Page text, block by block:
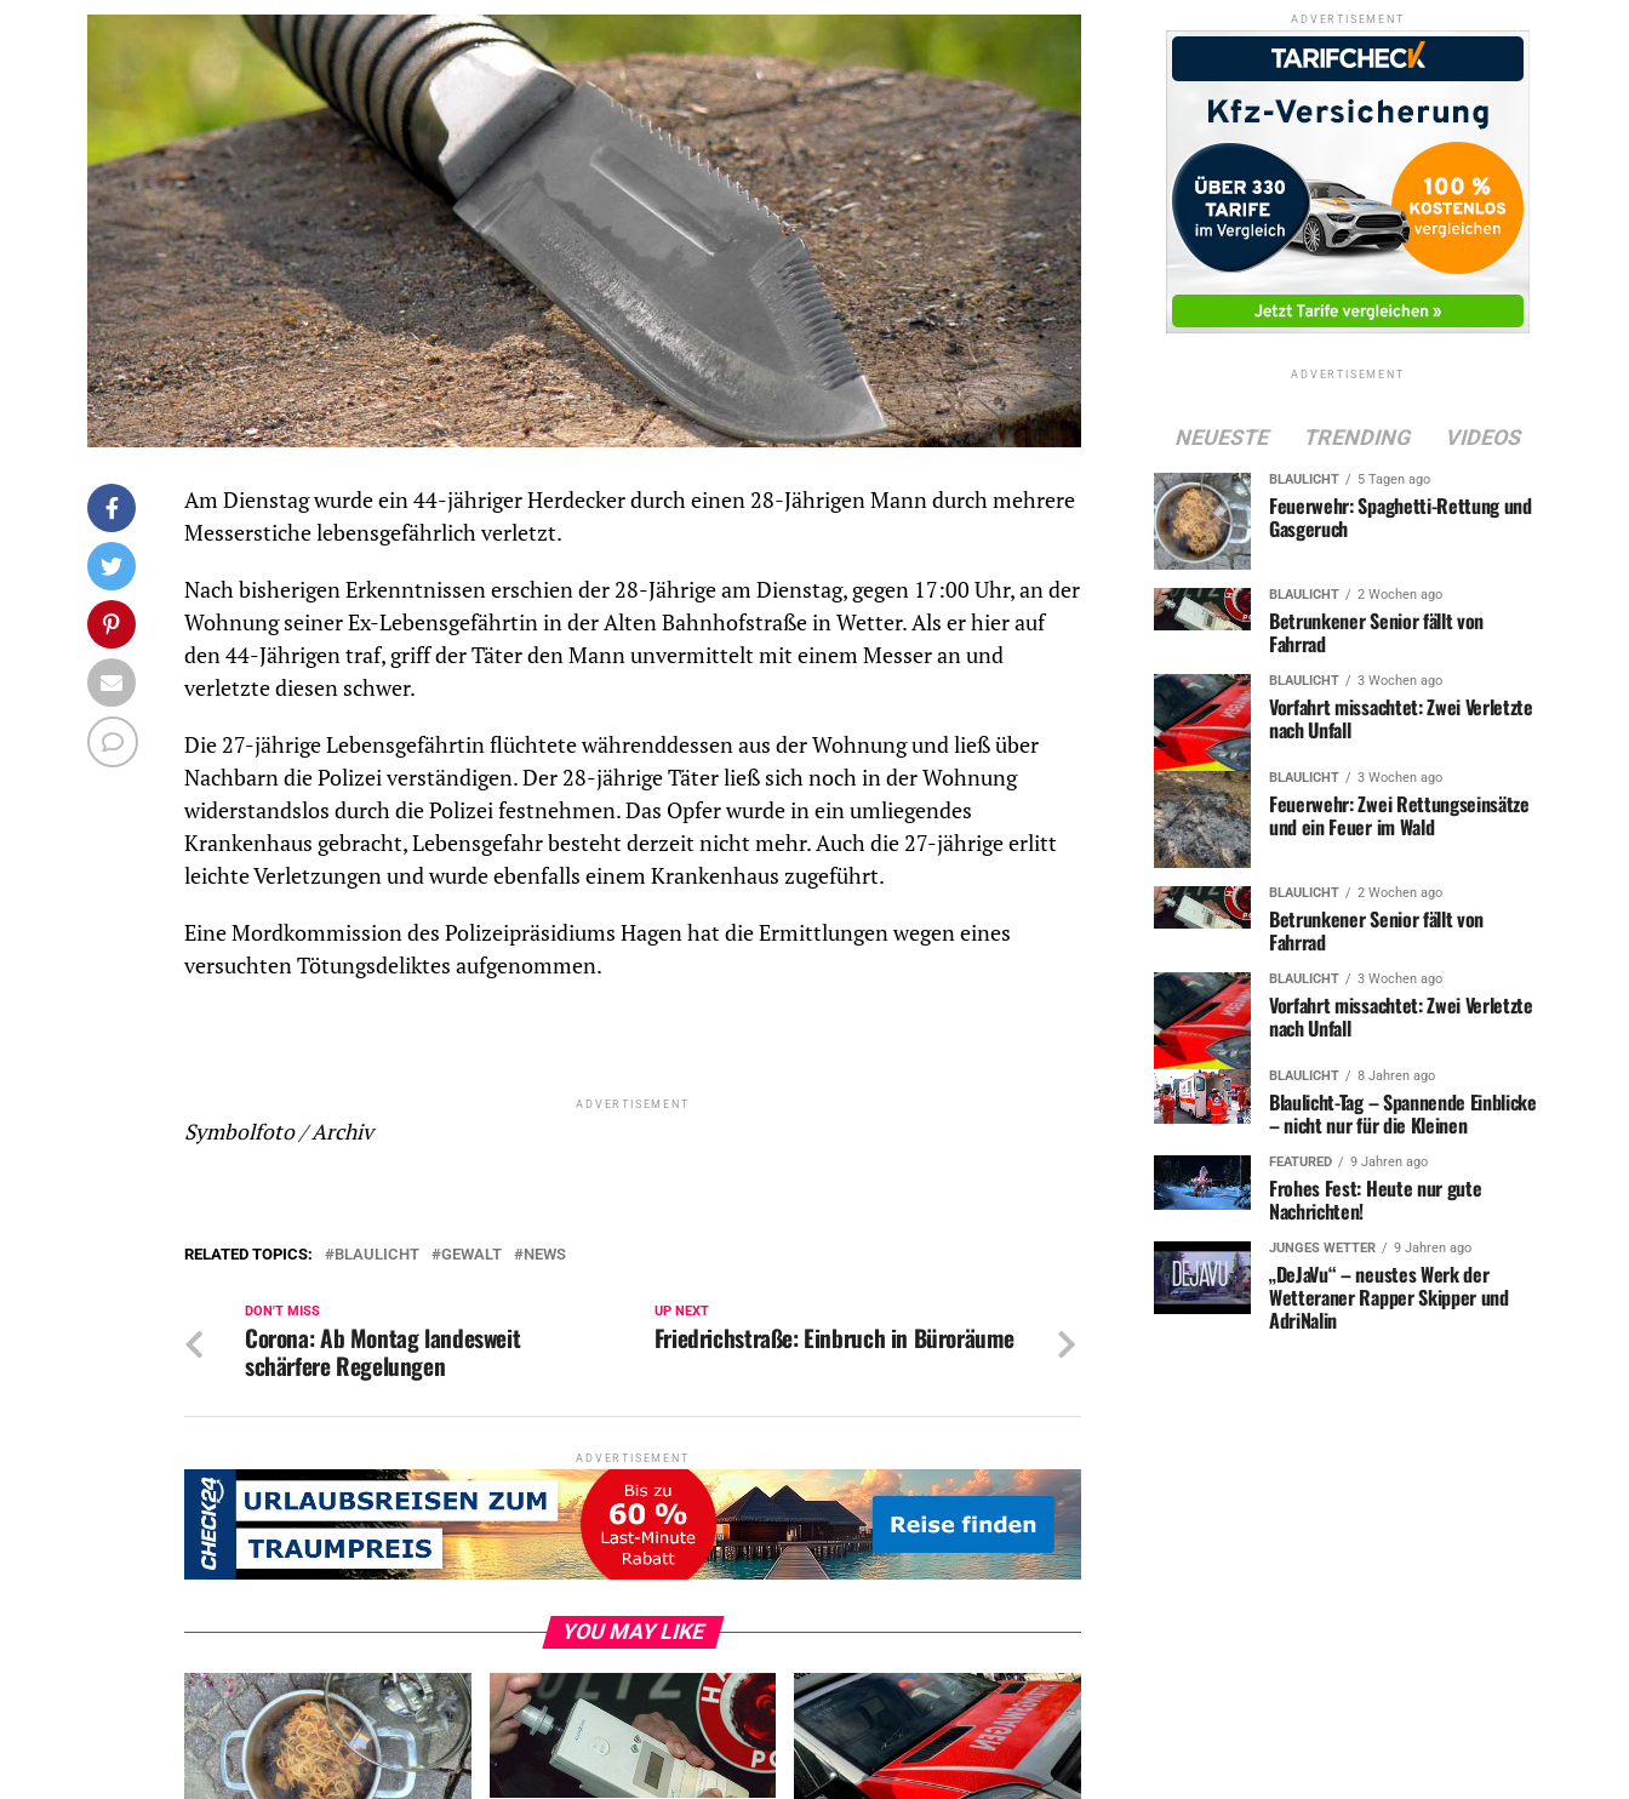
Am Dienstag wurde ein 44-jähriger Herdecker durch einen 28-Jährigen Mann durch mehrere
Messerstiche lebensgefährlich verletzt.
Nach bisherigen Erkenntnissen erschien der 28-Jährige am Dienstag, gegen 17:00 Uhr, an der
Wohnung seiner Ex-Lebensgefährtin in der Alten Bahnhofstraße in Wetter. Als er hier auf
den 44-Jährigen traf, griff der Täter den Mann unvermittelt mit einem Messer an und
verletzte diesen schwer.
Die 27-jährige Lebensgefährtin flüchtete währenddessen aus der Wohnung und ließ über
Nachbarn die Polizei verständigen. Der 28-jährige Täter ließ sich noch in der Wohnung
widerstandslos durch die Polizei festnehmen. Das Opfer wurde in ein umliegendes
Krankenhaus gebracht, Lebensgefahr besteht derzeit nicht mehr. Auch die 27-jährige erlitt
leichte Verletzungen und wurde ebenfalls einem Krankenhaus zugeführt.
Eine Mordkommission des Polizeipräsidiums Hagen hat die Ermittlungen wegen eines
versuchten Tötungsdeliktes aufgenommen.
ADVERTISEMENT
Symbolfoto / Archiv
RELATED TOPICS: BLAULICHT GEWALT NEWS
UP NEXT
Friedrichstraße: Einbruch in Büroräume
DON'T MISS
Corona: Ab Montag landesweit
schärfere Regelungen
ADVERTISEMENT
YOU MAY LIKE
ADVERTISEMENT
ADVERTISEMENT
NEUESTE TRENDING VIDEOS
BLAULICHT 5 Tagen ago
Feuerwehr: Spaghetti-Rettung und
Gasgeruch
BLAULICHT 2 Wochen ago
Betrunkener Senior fällt von
Fahrrad
BLAULICHT 3 Wochen ago
Vorfahrt missachtet: Zwei Verletzte
nach Unfall
BLAULICHT 3 Wochen ago
Feuerwehr: Zwei Rettungseinsätze
und ein Feuer im Wald
BLAULICHT 2 Wochen ago
Betrunkener Senior fällt von
Fahrrad
BLAULICHT 3 Wochen ago
Vorfahrt missachtet: Zwei Verletzte
nach Unfall
BLAULICHT 8 Jahren ago
Blaulicht-Tag – Spannende Einblicke
– nicht nur für die Kleinen
FEATURED 9 Jahren ago
Frohes Fest: Heute nur gute
Nachrichten!
JUNGES WETTER 9 Jahren ago
„DeJaVu“ – neustes Werk der
Wetteraner Rapper Skipper und
AdriNalin